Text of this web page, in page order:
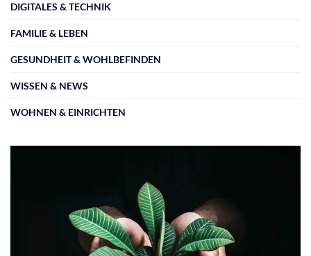
DIGITALES & TECHNIK
FAMILIE & LEBEN
GESUNDHEIT & WOHLBEFINDEN
WISSEN & NEWS
WOHNEN & EINRICHTEN